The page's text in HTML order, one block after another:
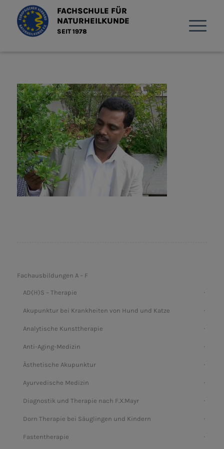
FACHSCHULE FÜR
NATURHEILKUNDE
SEIT 1978
Fachausbildungen A – F
AD(H)S – Therapie
Akupunktur bei Krankheiten von Hund und Katze
Analytische Kunsttherapie
Anti-Aging-Medizin
Ästhetische Akupunktur
Ayurvedische Medizin
Diagnostik und Therapie nach F.X.Mayr
Dorn Therapie bei Säuglingen und Kindern
Fastentherapie